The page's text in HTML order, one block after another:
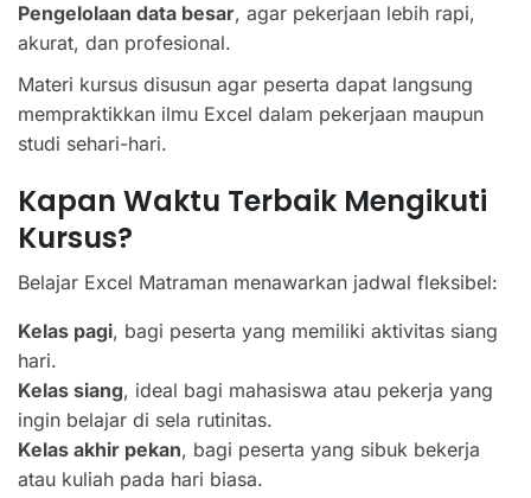
Pengelolaan data besar, agar pekerjaan lebih rapi,
akurat, dan profesional.
Materi kursus disusun agar peserta dapat langsung
mempraktikkan ilmu Excel dalam pekerjaan maupun
studi sehari-hari.
Kapan Waktu Terbaik Mengikuti
Kursus?
Belajar Excel Matraman menawarkan jadwal fleksibel:
Kelas pagi, bagi peserta yang memiliki aktivitas siang
hari.
Kelas siang, ideal bagi mahasiswa atau pekerja yang
ingin belajar di sela rutinitas.
Kelas akhir pekan, bagi peserta yang sibuk bekerja
atau kuliah pada hari biasa.